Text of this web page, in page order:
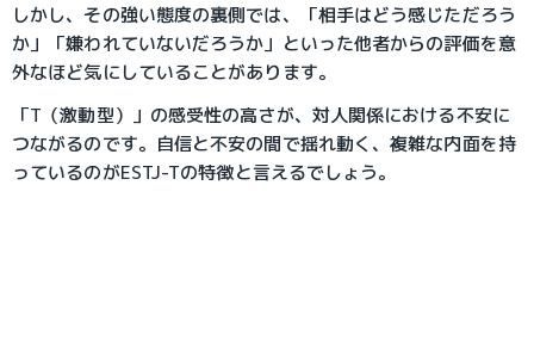
しかし、その強い態度の裏側では、「相手はどう感じただろう
か」「嫌われていないだろうか」といった他者からの評価を意
外なほど気にしていることがあります。
「T（激動型）」の感受性の高さが、対人関係における不安に
つながるのです。自信と不安の間で揺れ動く、複雑な内面を持
っているのがESTJ-Tの特徴と言えるでしょう。